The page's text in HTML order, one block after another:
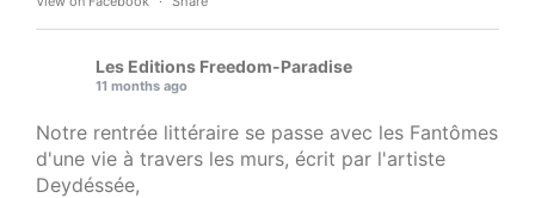
Les Editions Freedom-Paradise
11 months ago
Notre rentrée littéraire se passe avec les Fantômes
d'une vie à travers les murs, écrit par l'artiste
Deydéssée,